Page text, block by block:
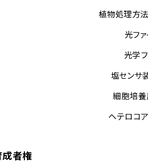
植物処理方
光フ
光学
塩センサ
細胞培
ヘテロコ
成者権